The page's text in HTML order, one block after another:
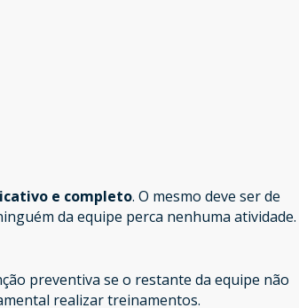
e completo. O mesmo deve ser de
da equipe perca nenhuma atividade.
preventiva se o restante da equipe não
realizar treinamentos.